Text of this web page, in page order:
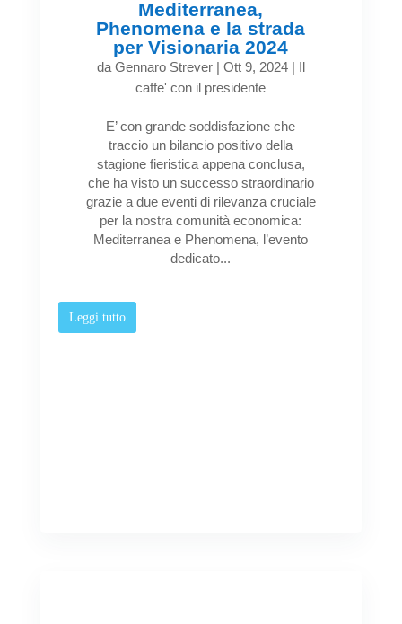
Mediterranea,
Phenomena e la strada
per Visionaria 2024
da Gennaro Strever| Ott 9, 2024| Il
caffe' con il presidente
E’ con grande soddisfazione che
traccio un bilancio positivo della
stagione fieristica appena conclusa,
che ha visto un successo straordinario
grazie a due eventi di rilevanza cruciale
per la nostra comunità economica:
Mediterranea e Phenomena, l’evento
dedicato...
Leggi tutto